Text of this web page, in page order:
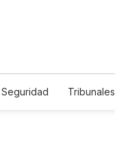
Seguridad Tribunales